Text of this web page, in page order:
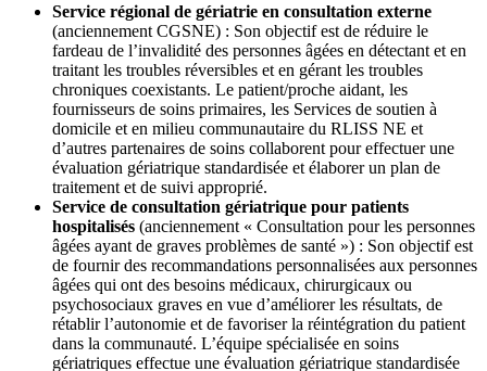
Service régional de gériatrie en consultation externe
(anciennement CGSNE) : Son objectif est de réduire le
fardeau de l’invalidité des personnes âgées en détectant et en
traitant les troubles réversibles et en gérant les troubles
chroniques coexistants. Le patient/proche aidant, les
fournisseurs de soins primaires, les Services de soutien à
domicile et en milieu communautaire du RLISS NE et
d’autres partenaires de soins collaborent pour effectuer une
évaluation gériatrique standardisée et élaborer un plan de
traitement et de suivi approprié.
Service de consultation gériatrique pour patients
hospitalisés (anciennement « Consultation pour les personnes
âgées ayant de graves problèmes de santé ») : Son objectif est
de fournir des recommandations personnalisées aux personnes
âgées qui ont des besoins médicaux, chirurgicaux ou
psychosociaux graves en vue d’améliorer les résultats, de
rétablir l’autonomie et de favoriser la réintégration du patient
dans la communauté. L’équipe spécialisée en soins
gériatriques effectue une évaluation gériatrique standardisée